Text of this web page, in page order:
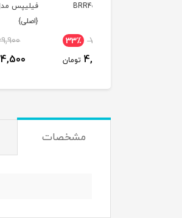
فیلیپس مدل NA332
32,169,900 19٪
26,274,500 تومان
مشخصات